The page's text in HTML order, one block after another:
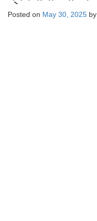
Posted on May 30, 2025 by